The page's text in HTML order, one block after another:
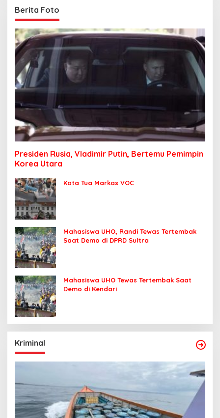
Berita Foto
Presiden Rusia, Vladimir Putin, Bertemu Pemimpin
Korea Utara
Kota Tua Markas VOC
Mahasiswa UHO, Randi Tewas Tertembak
Saat Demo di DPRD Sultra
Mahasiswa UHO Tewas Tertembak Saat
Demo di Kendari
Kriminal